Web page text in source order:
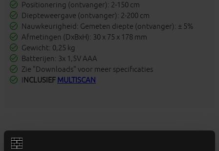
Positionering (ontvanger): 2-150 cm
Diepteweergave (ontvanger): 2-200 cm
Nauwkeurigheid: Gemeten diepte (ontvanger): ± 5%
Afmetingen (DxBxH): 30 x 75 x 178 mm
Gewicht: 0,25 kg
Batterijen: 3x 1,5V AAA
Zie "Downloads" voor meer specificaties
INCLUSIEF MULTISCAN
Aanverwante producten